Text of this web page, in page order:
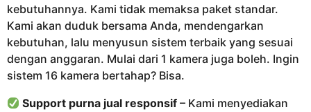
kebutuhannya. Kami tidak memaksa paket standar.
Kami akan duduk bersama Anda, mendengarkan
kebutuhan, lalu menyusun sistem terbaik yang sesuai
dengan anggaran. Mulai dari 1 kamera juga boleh. Ingin
sistem 16 kamera bertahap? Bisa.
Support purna jual responsif – Kami menyediakan